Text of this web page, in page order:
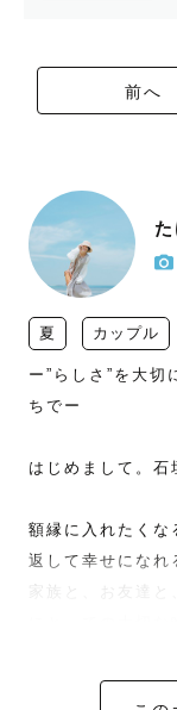
前へ
夏 カップル
ー”らしさ”を大
ちでー
はじめまして。
額縁に入れたくな
返して幸せにな
家族と、お友達